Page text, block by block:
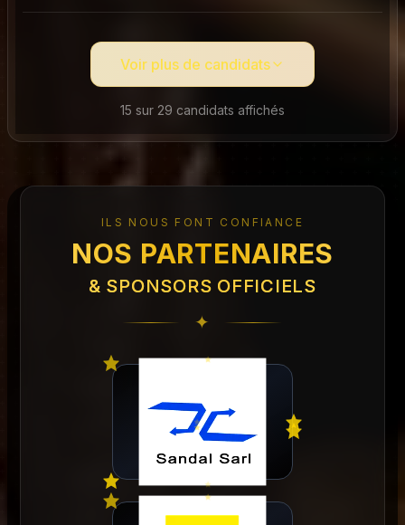
Voir plus de candidats
15 sur 29 candidats affichés
ILS NOUS FONT CONFIANCE
NOS PARTENAIRES
& SPONSORS OFFICIELS
✦